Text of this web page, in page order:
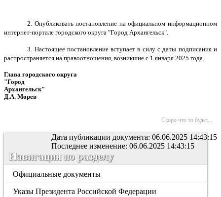
2. Опубликовать постановление на официальном информационном
интернет-портале городского округа "Город Архангельск".
3. Настоящее постановление вступает в силу с даты подписания и
распространяется на правоотношения, возникшие с 1 января 2025 года.
Глава городского округа
"Город
Архангельск"
Д.А. Морев
Скоро что то будет...
Дата публикации документа: 06.06.2025 14:43:15
Последнее изменение: 06.06.2025 14:43:15
Навигация по разделу
Официальные документы
Указы Президента Российской Федерации